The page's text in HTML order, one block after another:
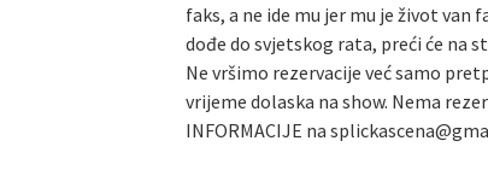
faks, a ne ide mu jer mu je život van
dođe do svjetskog rata, preći će na
Ne vršimo rezervacije već samo
vrijeme dolaska na show. Nema
INFORMACIJE na